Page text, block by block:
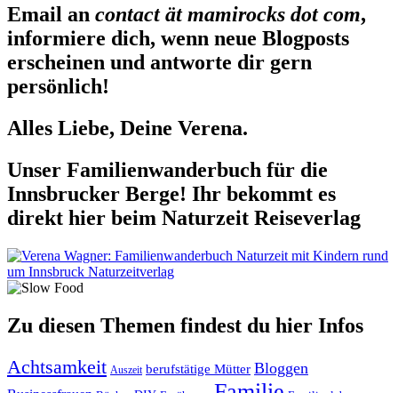
Email an contact ät mamirocks dot com,
informiere dich, wenn neue Blogposts
erscheinen und antworte dir gern
persönlich!
Alles Liebe, Deine Verena.
Unser Familienwanderbuch für die
Innsbrucker Berge! Ihr bekommt es
direkt hier beim Naturzeit Reiseverlag
Zu diesen Themen findest du hier Infos
Achtsamkeit Auszeit berufstätige Mütter Bloggen